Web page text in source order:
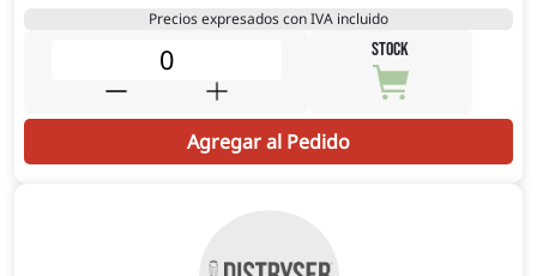
Precios expresados con IVA incluido
STOCK
Agregar al Pedido